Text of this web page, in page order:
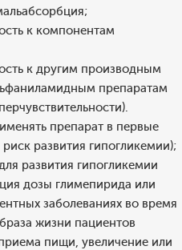
к компонентам
к другим производным
препаратам
препарат в первые
развития гипогликемии);
развития гипогликемии
дозы глимепирида или
заболеваниях во время
жизни пациентов
пищи, увеличение или